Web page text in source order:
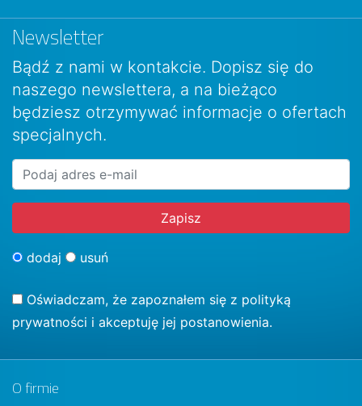
Newsletter
Bądź z nami w kontakcie. Dopisz się do
naszego newslettera, a na bieżąco
będziesz otrzymywać informacje o ofertach
specjalnych.
dodaj usuń
Oświadczam, że zapoznałem się z polityką
prywatności i akceptuję jej postanowienia.
O firmie